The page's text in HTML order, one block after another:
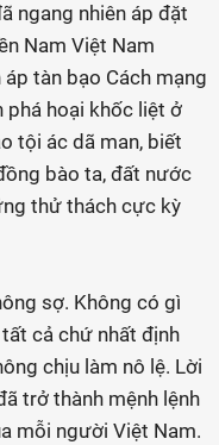
ngang nhiên áp đặt
Nam Việt Nam
tàn bạo Cách mạng
phá hoại khốc liệt ở
tội ác dã man, biết
bào ta, đất nước
thử thách cực kỳ
sợ. Không có gì
cả chứ nhất định
chịu làm nô lệ. Lời
trở thành mệnh lệnh
mỗi người Việt Nam.